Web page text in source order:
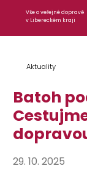
Vše o veřejné dopravě
v Libereckém kraji
Aktuality
Batoh
29. 10. 2025